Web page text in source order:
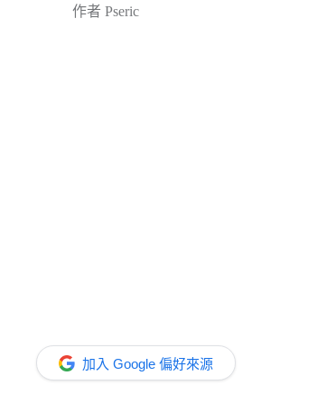
作者 Pseric
加入 Google 偏好來源